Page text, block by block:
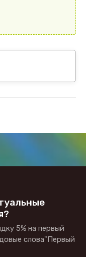
5% на первый
слова"Первый